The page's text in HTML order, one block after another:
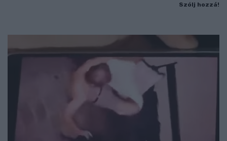
Szólj hozzá!